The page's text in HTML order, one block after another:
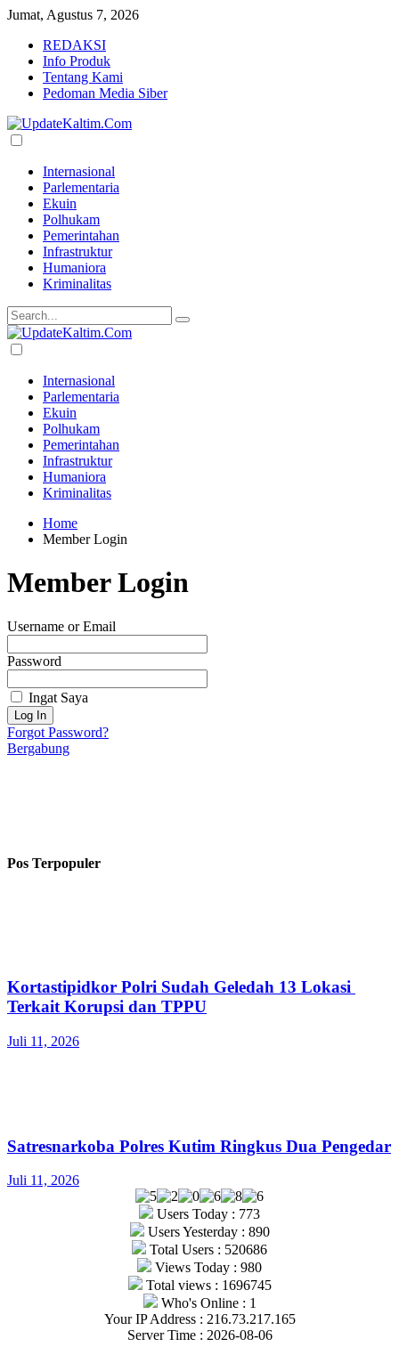
Jumat, Agustus 7, 2026
REDAKSI
Info Produk
Tentang Kami
Pedoman Media Siber
Internasional
Parlementaria
Ekuin
Polhukam
Pemerintahan
Infrastruktur
Humaniora
Kriminalitas
Internasional
Parlementaria
Ekuin
Polhukam
Pemerintahan
Infrastruktur
Humaniora
Kriminalitas
Home
Member Login
Member Login
Username or Email
Password
Ingat Saya
Forgot Password?
Bergabung
Pos Terpopuler
Kortastipidkor Polri Sudah Geledah 13 Lokasi
Terkait Korupsi dan TPPU
Juli 11, 2026
Satresnarkoba Polres Kutim Ringkus Dua Pengedar
Juli 11, 2026
Users Today : 773
Users Yesterday : 890
Total Users : 520686
Views Today : 980
Total views : 1696745
Who's Online : 1
Your IP Address : 216.73.217.165
Server Time : 2026-08-06